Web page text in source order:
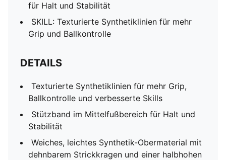
für Halt und Stabilität
SKILL: Texturierte Synthetiklinien für mehr
Grip und Ballkontrolle
DETAILS
Texturierte Synthetiklinien für mehr Grip,
Ballkontrolle und verbesserte Skills
Stützband im Mittelfußbereich für Halt und
Stabilität
Weiches, leichtes Synthetik-Obermaterial mit
dehnbarem Strickkragen und einer halbhohen